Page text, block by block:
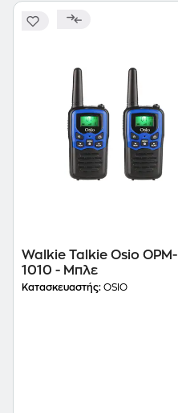
Walkie Talkie Osio OPM-
1010 - Μπλε
Κατασκευαστής: OSIO